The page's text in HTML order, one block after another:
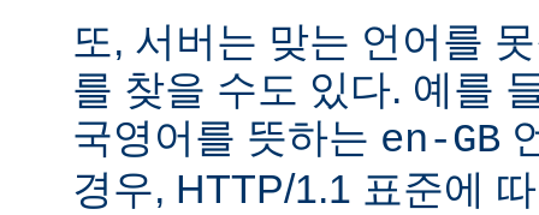
또, 서버는 맞는 언어를
를 찾을 수도 있다. 예를
국영어를 뜻하는 en-GB
경우, HTTP/1.1 표준에